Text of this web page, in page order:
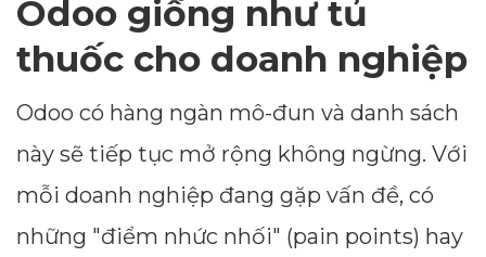
Odoo giống như tủ
thuốc cho doanh nghiệp
Odoo có hàng ngàn mô-đun và danh sách
này sẽ tiếp tục mở rộng không ngừng. Với
mỗi doanh nghiệp đang gặp vấn đề, có
những "điểm nhức nhối" (pain points) hay